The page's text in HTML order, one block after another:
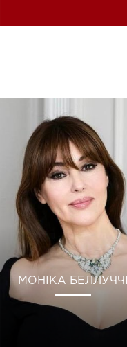
МОНІКА БЕЛЛУЧЧІ